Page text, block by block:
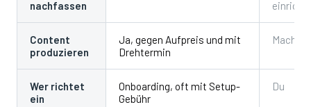
nachfassen
Content
produzieren
Ja, gegen Aufpreis und mit
Drehtermin
Machst
Wer richtet
ein
Onboarding, oft mit Setup-
Gebühr
Du